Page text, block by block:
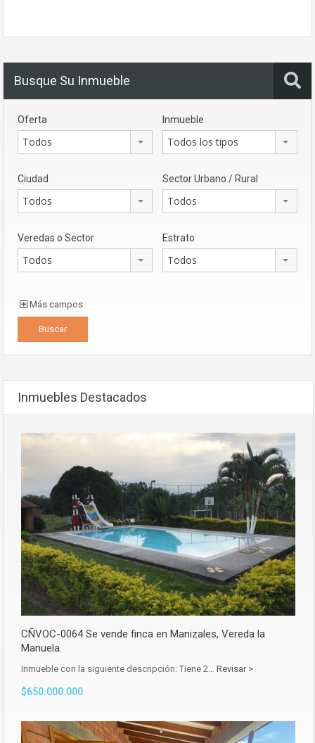
Busque Su Inmueble
Oferta
Todos
Inmueble
Todos los tipos
Ciudad
Todos
Sector Urbano / Rural
Todos
Veredas o Sector
Todos
Estrato
Todos
Más campos
Inmuebles Destacados
CÑVOC-0064 Se vende finca en Manizales, Vereda la
Manuela.
Inmueble con la siguiente descripción: Tiene 2… Revisar >
$650.000.000